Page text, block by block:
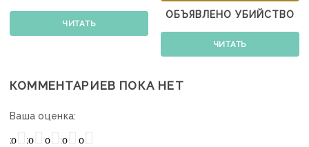
ЧИТАТЬ
ОБЪЯВЛЕНО УБИЙСТВО
ЧИТАТЬ
КОММЕНТАРИЕВ ПОКА НЕТ
Ваша оценка:
Отлично
Хорошо
Плохо